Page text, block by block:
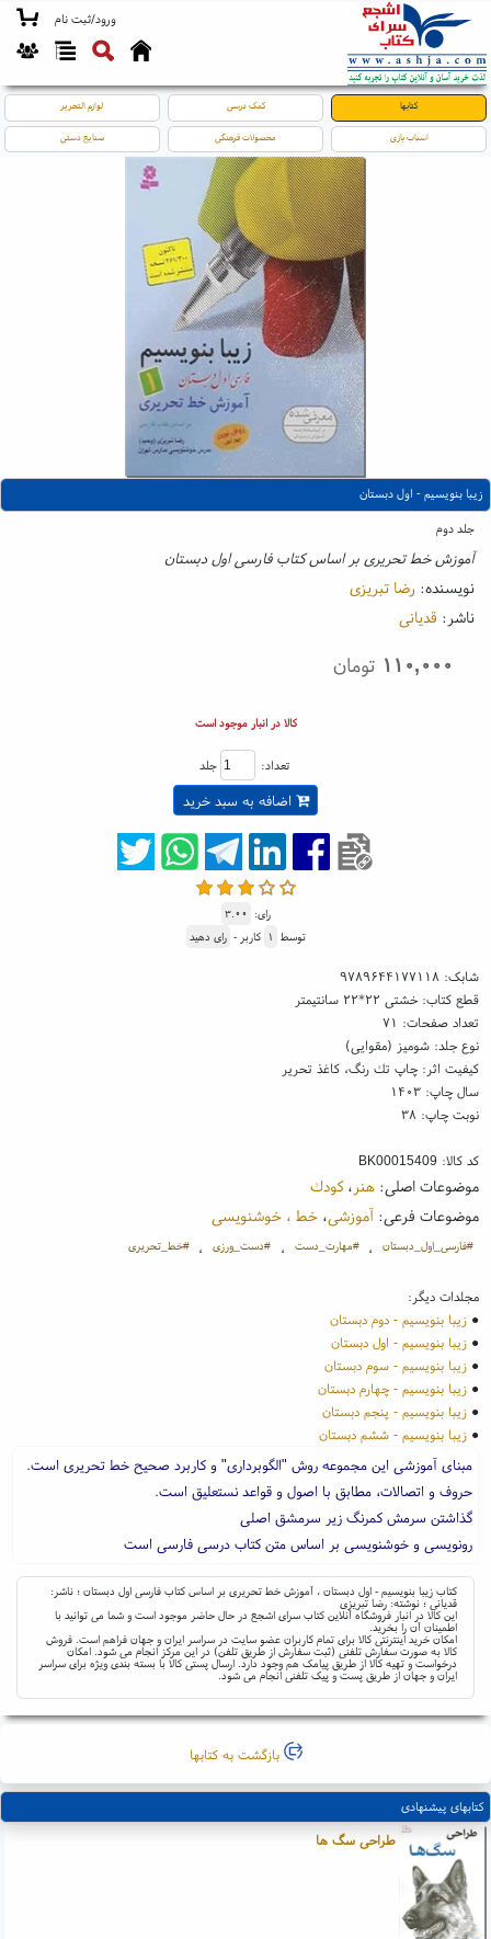
ورود/ثبت نام
کتابها کمک درسی لوازم التحریر
اسباب بازی محصولات فرهنگی صنایع دستی
زیبا بنویسیم - اول دبستان
جلد دوم
آموزش خط تحریری بر اساس کتاب فارسی اول دبستان
نویسنده: رضا تبریزی
ناشر: قدیانی
۱۱۰,۰۰۰ تومان
کالا در انبار موجود است
تعداد: جلد
اضافه به سبد خرید
رای: ۳.۰۰
توسط ۱ کاربر - رای دهید
شابک:۹۷۸۹۶۴۴۱۷۷۱۱۸
قطع کتاب: خشتی ۲۲*۲۲ سانتیمتر
تعداد صفحات: ۷۱
نوع جلد: شومیز (مقوایی)
کیفیت اثر: چاپ تك رنگ، کاغذ تحریر
سال چاپ: ۱۴۰۳
نوبت چاپ: ۳۸
کد کالا: BK00015409
موضوعات اصلی:هنر ،كودك
موضوعات فرعی:آموزشی،خط ، خوشنویسی
#فارسی_اول_دبستان ، #مهارت_دست ، #دست_ورزی ، #خط_تحریری
مجلدات دیگر:
●زیبا بنویسیم - دوم دبستان
●زیبا بنویسیم - اول دبستان
●زیبا بنویسیم - سوم دبستان
●زیبا بنویسیم - چهارم دبستان
●زیبا بنویسیم - پنجم دبستان
●زیبا بنویسیم - ششم دبستان
مبنای آموزشی این مجموعه روش "الگوبرداری" و کاربرد صحیح خط تحریری است.
حروف و اتصالات، مطابق با اصول و قواعد نستعلیق است.
گذاشتن سرمش کمرنگ زیر سرمشق اصلی
رونویسی و خوشنویسی بر اساس متن کتاب درسی فارسی است
کتاب زیبا بنویسیم - اول دبستان ، آموزش خط تحریری بر اساس کتاب فارسی اول دبستان ؛ ناشر:
قدیانی ؛ نوشته: رضا تبریزی
این کالا در انبار فروشگاه آنلاین کتاب سرای اشجع در حال حاضر موجود است و شما می توانید با
اطمینان آن را بخرید.
امکان خرید اینترنتی کالا برای تمام کاربران عضو سایت در سراسر ایران و جهان فراهم است. فروش
کالا به صورت سفارش تلفنی (ثبت سفارش از طریق تلفن) در این مرکز انجام می شود. امکان
درخواست و تهیه کالا از طریق پیامک هم وجود دارد. ارسال پستی کالا با بسته بندی ویژه برای سراسر
ایران و جهان از طریق پست و پیک تلفنی انجام می شود.
بازگشت به کتابها
کتابهای پیشنهادی
طراحی سگ ها